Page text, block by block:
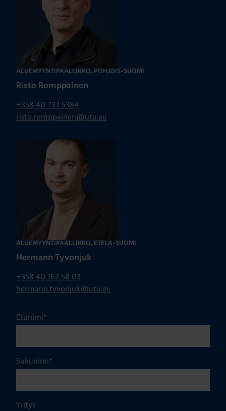
ALUEMYYNTIPÄÄLLIKKÖ, POHJOIS-SUOMI
Risto Romppainen
+358 40 737 5384
risto.romppainen@utu.eu
ALUEMYYNTIPÄÄLLIKKÖ, ETELÄ-SUOMI
Hermann Tyvonjuk
+358 40 162 58 03
hermann.tyvonjuk@utu.eu
Etunimi*
Sukunimi*
Yritys